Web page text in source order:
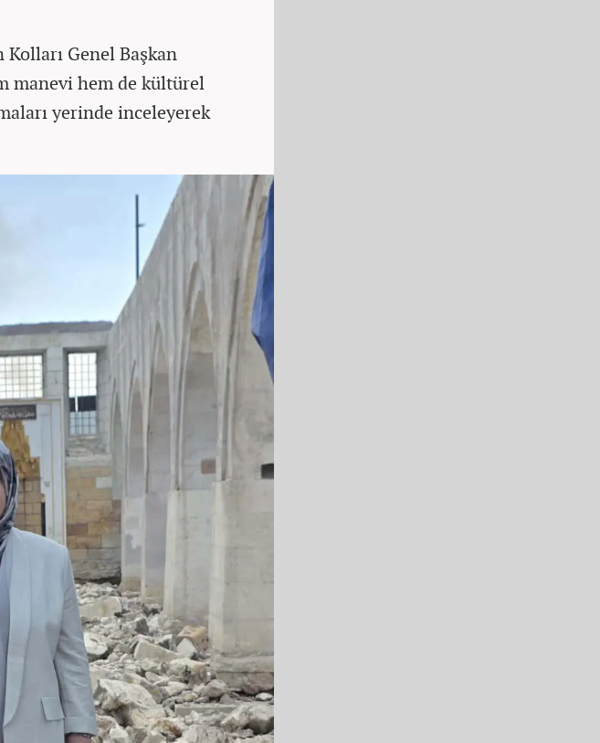
Genel Başkan
manevi hem de kültürel
yerinde inceleyerek